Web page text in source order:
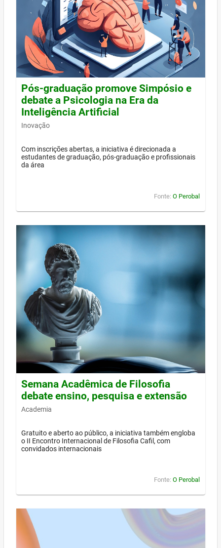
Pós-graduação promove Simpósio e
debate a Psicologia na Era da
Inteligência Artificial
Inovação
Com inscrições abertas, a iniciativa é direcionada a
estudantes de graduação, pós-graduação e profissionais
da área
Fonte: O Perobal
Semana Acadêmica de Filosofia
debate ensino, pesquisa e extensão
Academia
Gratuito e aberto ao público, a iniciativa também engloba
o II Encontro Internacional de Filosofia Cafil, com
convidados internacionais
Fonte: O Perobal